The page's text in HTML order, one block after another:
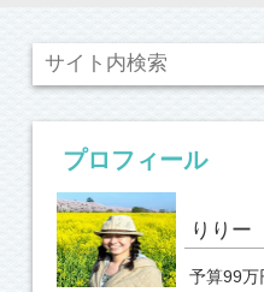
プロフィール
りりー
予算99万